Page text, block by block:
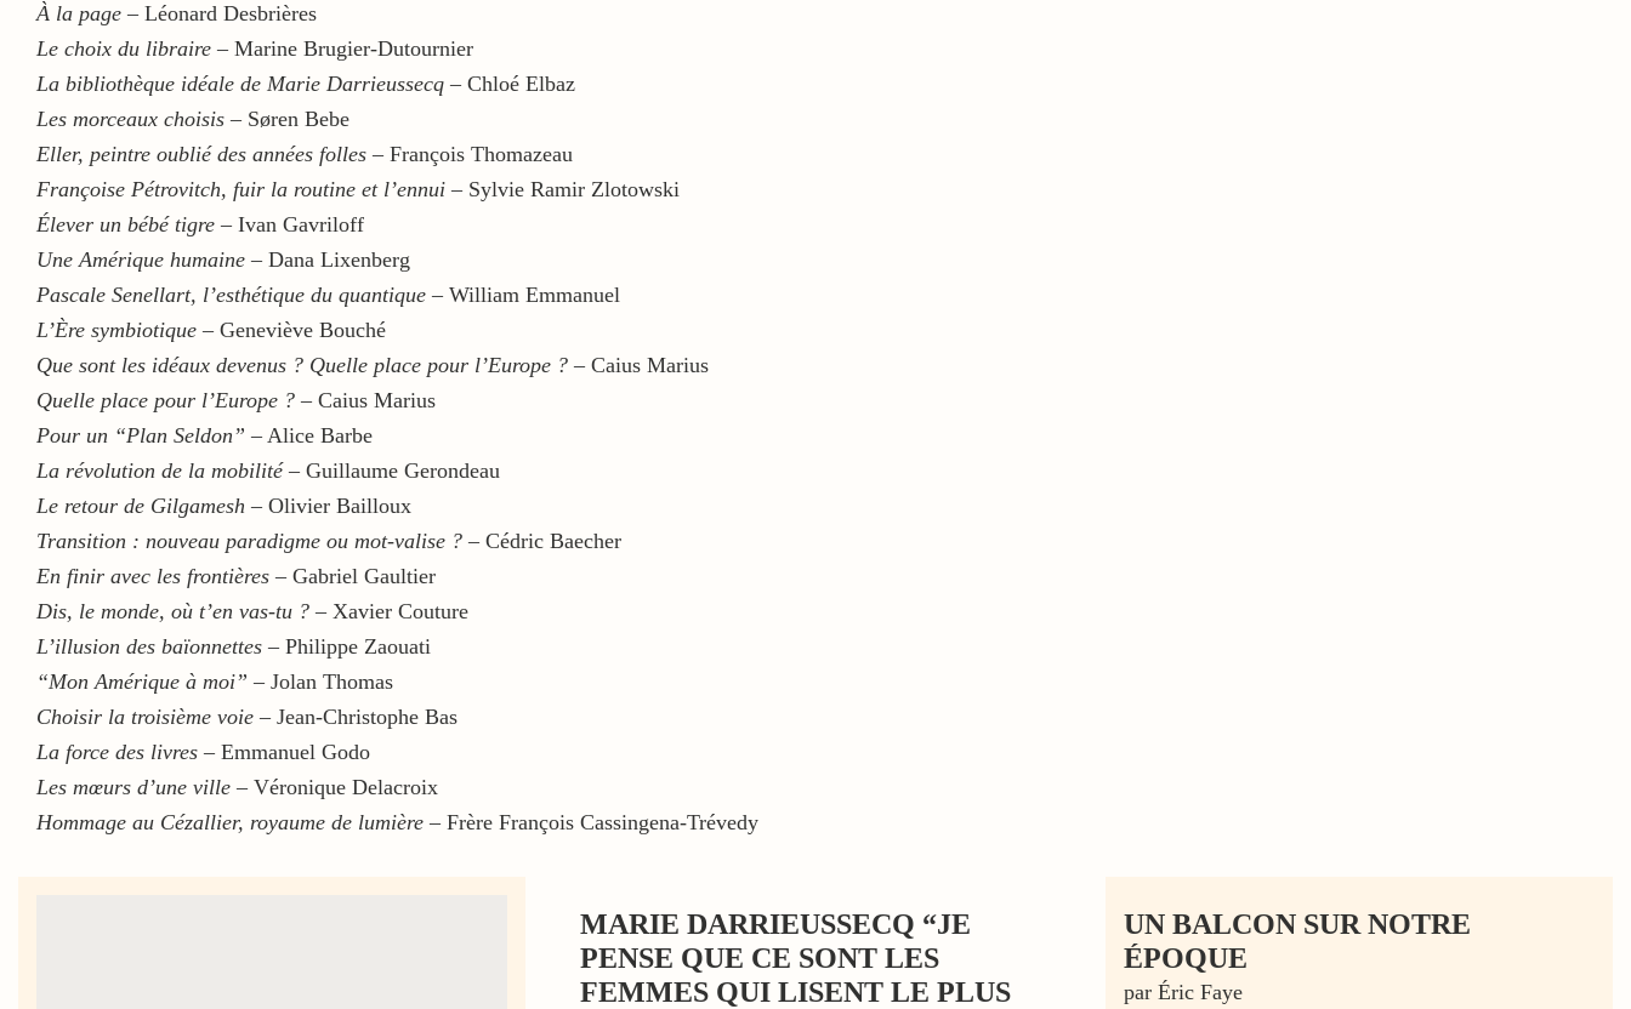
À la page – Léonard Desbrières
Le choix du libraire – Marine Brugier-Dutournier
La bibliothèque idéale de Marie Darrieussecq – Chloé Elbaz
Les morceaux choisis – Søren Bebe
Eller, peintre oublié des années folles – François Thomazeau
Françoise Pétrovitch, fuir la routine et l’ennui – Sylvie Ramir Zlotowski
Élever un bébé tigre – Ivan Gavriloff
Une Amérique humaine – Dana Lixenberg
Pascale Senellart, l’esthétique du quantique – William Emmanuel
L’Ère symbiotique – Geneviève Bouché
Que sont les idéaux devenus ? Quelle place pour l’Europe ? – Caius Marius
Quelle place pour l’Europe ? – Caius Marius
Pour un “Plan Seldon” – Alice Barbe
La révolution de la mobilité– Guillaume Gerondeau
Le retour de Gilgamesh – Olivier Bailloux
Transition : nouveau paradigme ou mot-valise ? – Cédric Baecher
En finir avec les frontières – Gabriel Gaultier
Dis, le monde, où t’en vas-tu ? – Xavier Couture
L’illusion des baïonnettes – Philippe Zaouati
“Mon Amérique à moi” – Jolan Thomas
Choisir la troisième voie – Jean-Christophe Bas
La force des livres – Emmanuel Godo
Les mœurs d’une ville – Véronique Delacroix
Hommage au Cézallier, royaume de lumière – Frère François Cassingena-Trévedy
MARIE DARRIEUSSECQ “JE
PENSE QUE CE SONT LES
FEMMES QUI LISENT LE PLUS
UN BALCON SUR NOTRE
ÉPOQUE
par Éric Faye